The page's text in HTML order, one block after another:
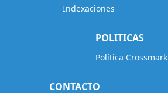
Indexaciones
POLITICAS
Política Crossmark
CONTACTO